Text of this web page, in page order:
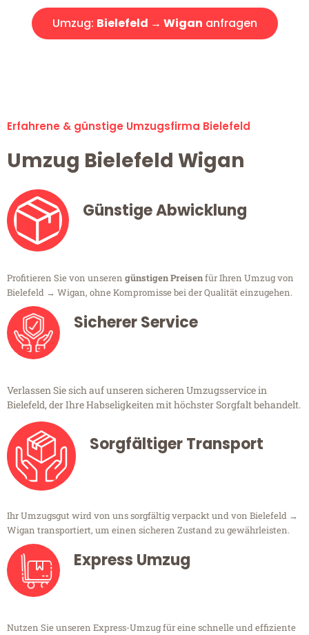
Umzug: Bielefeld → Wigan anfragen
Erfahrene & günstige Umzugsfirma Bielefeld
Umzug Bielefeld Wigan
Günstige Abwicklung
Profitieren Sie von unseren günstigen Preisenfür Ihren Umzug von
Bielefeld → Wigan, ohne Kompromisse bei der Qualität einzugehen.
Sicherer Service
Verlassen Sie sich auf unseren sicheren Umzugsservice in
Bielefeld, der Ihre Habseligkeiten mit höchster Sorgfalt behandelt.
Sorgfältiger Transport
Ihr Umzugsgut wird von uns sorgfältig verpackt und von Bielefeld →
Wigan transportiert, um einen sicheren Zustand zu gewährleisten.
Express Umzug
Nutzen Sie unseren Express-Umzug für eine schnelle und effiziente